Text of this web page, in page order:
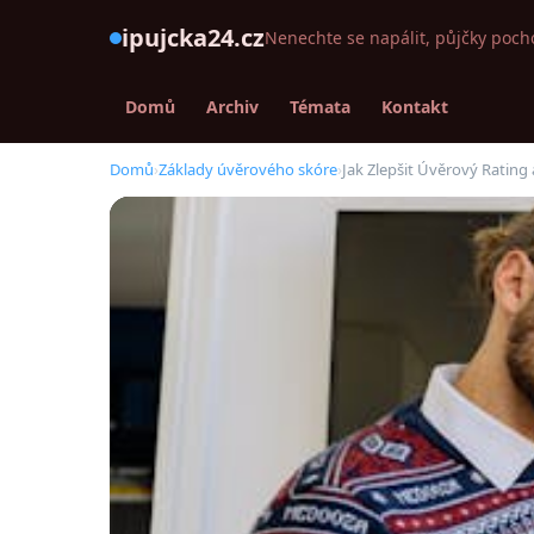
ipujcka24.czNenechte se napálit, půjčky
Domů Archiv Témata Kontakt
Domů›Základy úvěrového skóre›Jak Zlepšit Úvěrový